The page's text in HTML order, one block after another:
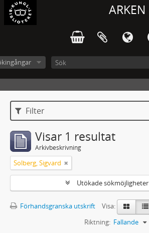
ARKEN
Filter
Visar 1 resultat
Arkivbeskrivning
Solberg, Sigvard
Utökade sökmöjligheter
Förhandsgranska utskrift
Visa:
Riktning: Fallande